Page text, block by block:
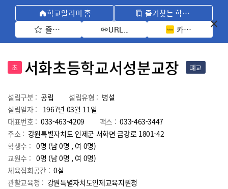
학교알리미 홈
즐겨찾는 학교 모아보기
즐겨찾기 선택
URL 복사 카카오톡 공유
초 서화초등학교서성분교장 폐교
설립구분 : 공립 설립유형 : 병설
설립일자 :
1967년 03월 11일
대표번호 : 033-463-4209 팩스 : 033-463-3447
주소 : 강원특별자치도 인제군 서화면 금강로 1801-42
학생수 : 0명 (남 0명 , 여 0명)
교원수 : 0명 (남0명 , 여 0명)
체육집회공간 : 0실
관할교육청 : 강원특별자치도인제교육지원청